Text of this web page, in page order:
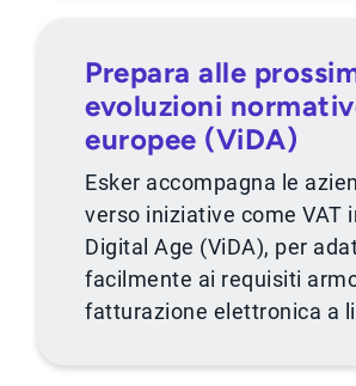
Prepara alle
evoluzioni
europee (ViDA)
Esker accompagna le
verso iniziative come VAT
Digital Age (ViDA), per
facilmente ai requisiti
fatturazione elettronica a